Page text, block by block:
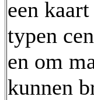
een
typen
en om
kunnen